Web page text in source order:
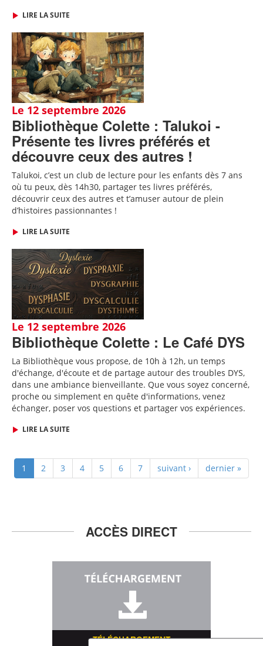
LIRE LA SUITE
Le 12 septembre 2026
Bibliothèque Colette : Talukoi -
Présente tes livres préférés et
découvre ceux des autres !
Talukoi, c’est un club de lecture pour les enfants dès 7 ans
où tu peux, dès 14h30, partager tes livres préférés,
découvrir ceux des autres et t’amuser autour de plein
d’histoires passionnantes !
LIRE LA SUITE
Le 12 septembre 2026
Bibliothèque Colette : Le Café DYS
La Bibliothèque vous propose, de 10h à 12h, un temps
d'échange, d'écoute et de partage autour des troubles DYS,
dans une ambiance bienveillante. Que vous soyez concerné,
proche ou simplement en quête d'informations, venez
échanger, poser vos questions et partager vos expériences.
LIRE LA SUITE
1 2 3 4 5 6 7 suivant › dernier »
ACCÈS DIRECT
TÉLÉCHARGEMENT